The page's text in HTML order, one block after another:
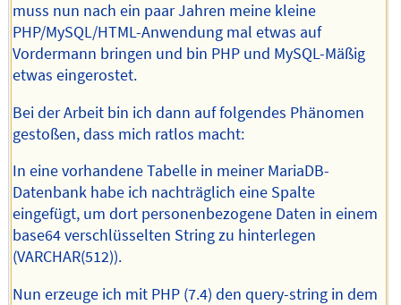
muss nun nach ein paar Jahren meine kleine
PHP/MySQL/HTML-Anwendung mal etwas auf
Vordermann bringen und bin PHP und MySQL-Mäßig
etwas eingerostet.
Bei der Arbeit bin ich dann auf folgendes Phänomen
gestoßen, dass mich ratlos macht:
In eine vorhandene Tabelle in meiner MariaDB-
Datenbank habe ich nachträglich eine Spalte
eingefügt, um dort personenbezogene Daten in einem
base64 verschlüsselten String zu hinterlegen
(VARCHAR(512)).
Nun erzeuge ich mit PHP (7.4) den query-string in dem